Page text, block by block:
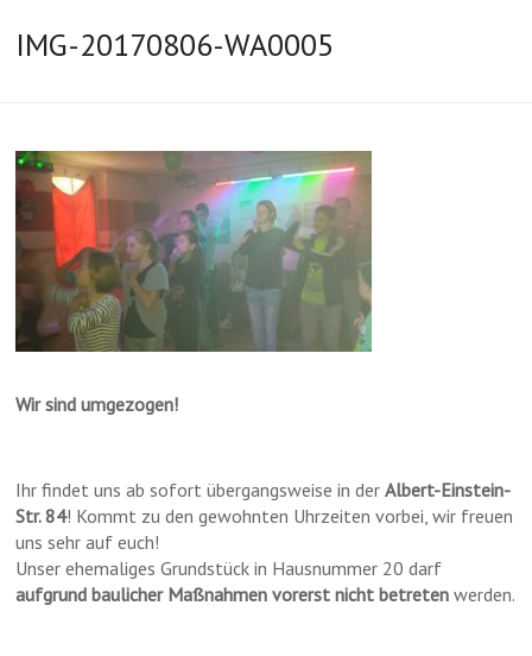
IMG-20170806-WA0005
Wir sind umgezogen!
Ihr findet uns ab sofort übergangsweise in derAlbert-Einstein-
Str. 84! Kommt zu den gewohnten Uhrzeiten vorbei, wir freuen
uns sehr auf euch!
Unser ehemaliges Grundstück in Hausnummer 20 darf
aufgrund baulicher Maßnahmen vorerst nicht betreten werden.